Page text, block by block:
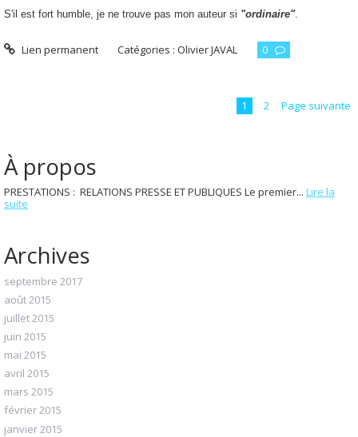
À propos
PRESTATIONS : RELATIONS PRESSE ET PUBLIQUES Le premier... Lire la
suite
Archives
septembre 2017
août 2015
juillet 2015
juin 2015
mai 2015
avril 2015
mars 2015
février 2015
janvier 2015
S'il est fort humble, je ne trouve pas mon auteur si "ordinaire".
Lien permanent Catégories :Olivier JAVAL 0
1 2 Page suivante